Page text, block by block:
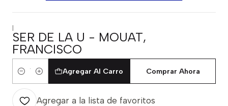
|
SER DE LA U - MOUAT,
FRANCISCO
Cantidad
Agregar Al Carro Comprar Ahora
Agregar a la lista de favoritos